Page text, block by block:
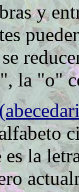
y
la "o"
la